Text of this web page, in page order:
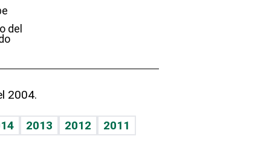
del
2004.
2013 2012
2011